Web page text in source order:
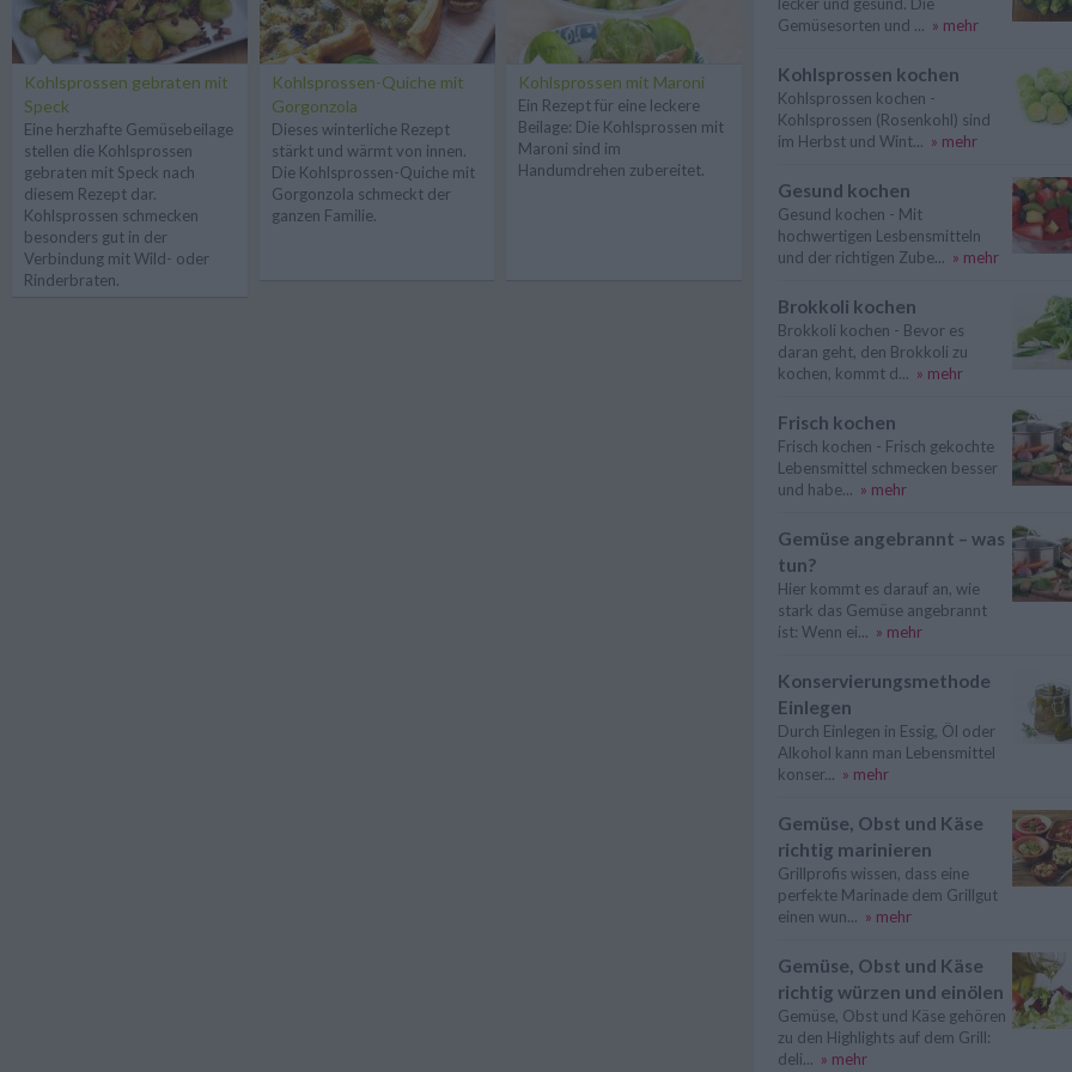
Kohlsprossen gebraten mit
Speck
Eine herzhafte Gemüsebeilage
stellen die Kohlsprossen
gebraten mit Speck nach
diesem Rezept dar.
Kohlsprossen schmecken
besonders gut in der
Verbindung mit Wild- oder
Rinderbraten.
Kohlsprossen-Quiche mit
Gorgonzola
Dieses winterliche Rezept
stärkt und wärmt von innen.
Die Kohlsprossen-Quiche mit
Gorgonzola schmeckt der
ganzen Familie.
Kohlsprossen mit Maroni
Ein Rezept für eine leckere
Beilage: Die Kohlsprossen mit
Maroni sind im
Handumdrehen zubereitet.
Gemüsesorten und ... » mehr
Kohlsprossen kochen
Kohlsprossen kochen -
Kohlsprossen (Rosenkohl) sind
im Herbst und Wint... » mehr
Gesund kochen
Gesund kochen - Mit
hochwertigen Lesbensmitteln
und der richtigen Zube... » mehr
Brokkoli kochen
Brokkoli kochen - Bevor es
daran geht, den Brokkoli zu
kochen, kommt d... » mehr
Frisch kochen
Frisch kochen - Frisch gekochte
Lebensmittel schmecken besser
und habe... » mehr
Gemüse angebrannt – was
tun?
Hier kommt es darauf an, wie
stark das Gemüse angebrannt
ist: Wenn ei... » mehr
Konservierungsmethode
Einlegen
Durch Einlegen in Essig, Öl oder
Alkohol kann man Lebensmittel
konser... » mehr
Gemüse, Obst und Käse
richtig marinieren
Grillprofis wissen, dass eine
perfekte Marinade dem Grillgut
einen wun... » mehr
Gemüse, Obst und Käse
richtig würzen und einölen
Gemüse, Obst und Käse gehören
zu den Highlights auf dem Grill:
deli... » mehr